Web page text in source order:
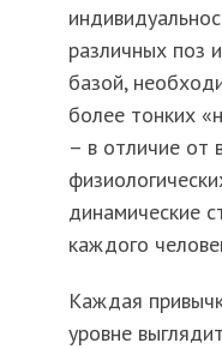
различных поз
базой,
более тонких
– в отличие от
динамические
каждого
Каждая
уровне